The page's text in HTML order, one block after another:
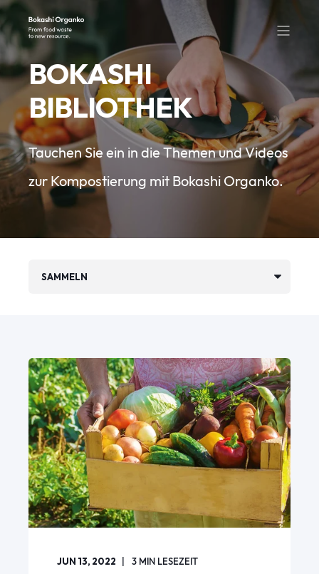
BOKASHI
BIBLIOTHEK
Tauchen Sie ein in die Themen und Videos
zur Kompostierung mit Bokashi Organko.
JUN 13, 2022 3 MIN LESEZEIT